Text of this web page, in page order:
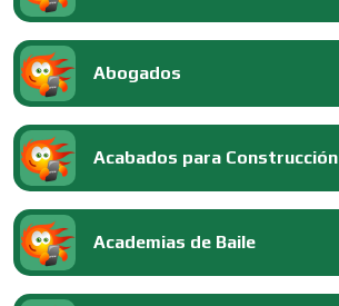
Abogados
Acabados para Construcción
Academias de Baile